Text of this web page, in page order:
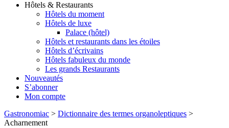
Hôtels & Restaurants
Hôtels du moment
Hôtels de luxe
Palace (hôtel)
Hôtels et restaurants dans les étoiles
Hôtels d’écrivains
Hôtels fabuleux du monde
Les grands Restaurants
Nouveautés
S’abonner
Mon compte
Gastronomiac > Dictionnaire des termes organoleptiques >
Acharnement